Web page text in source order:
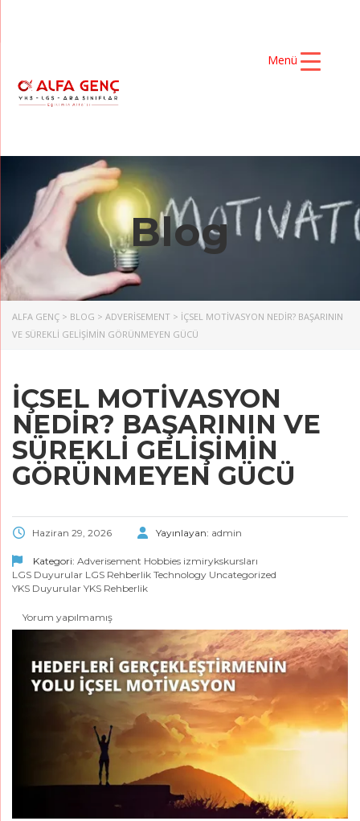
Menü
Blog
ALFA GENÇ > BLOG > ADVERISEMENT > İÇSEL MOTIVASYON NEDIR? BAŞARININ
VE SÜREKLI GELIŞIMIN GÖRÜNMEYEN GÜCÜ
İÇSEL MOTIVASYON
NEDIR? BAŞARININ VE
SÜREKLI GELIŞIMIN
GÖRÜNMEYEN GÜCÜ
Haziran 29, 2026 Yayınlayan: admin
Kategori: Adverisement Hobbies izmirykskursları
LGS Duyurular LGS Rehberlik Technology Uncategorized
YKS Duyurular YKS Rehberlik
Yorum yapılmamış